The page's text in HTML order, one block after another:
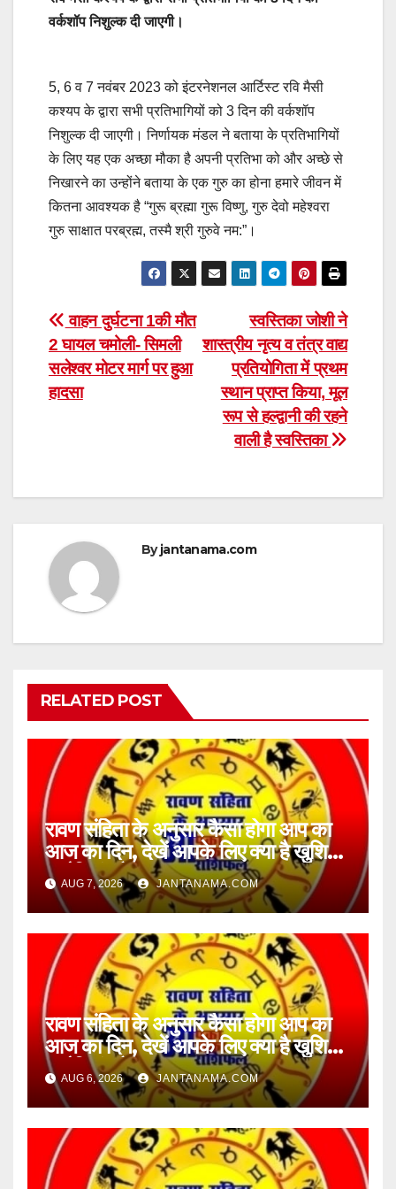
वर्कशॉप निशुल्क दी जाएगी।
5, 6 व 7 नवंबर 2023 को इंटरनेशनल आर्टिस्ट रवि मैसी
कश्यप के द्वारा सभी प्रतिभागियों को 3 दिन की वर्कशॉप
निशुल्क दी जाएगी। निर्णायक मंडल ने बताया के प्रतिभागियों
के लिए यह एक अच्छा मौका है अपनी प्रतिभा को और अच्छे से
निखारने का उन्होंने बताया के एक गुरु का होना हमारे जीवन में
कितना आवश्यक है “गुरू ब्रह्मा गुरू विष्णु, गुरु देवो महेश्वरा
गुरु साक्षात परब्रह्म, तस्मै श्री गुरुवे नम:”।
Post
navigation
स्वस्तिका जोशी ने
शास्त्रीय नृत्य व तंत्र वाद्य
प्रतियोगिता में प्रथम
स्थान प्राप्त किया, मूल
रूप से हल्द्वानी की रहने
वाली है स्वस्तिका
वाहन दुर्घटना 1की मौत
2 घायल चमोली- सिमली
सलेश्वर मोटर मार्ग पर हुआ
हादसा
Byjantanama.com
RELATED POST
रावण संहिता के अनुसार कैसा होगा आप का
आज का दिन, देखें आपके लिए क्या है खुशियां,
चुनौतियां और नए अवसर
AUG 7, 2026 JANTANAMA.COM
रावण संहिता के अनुसार कैसा होगा आप का
आज का दिन, देखें आपके लिए क्या है खुशियां,
चुनौतियां और नए अवसर
AUG 6, 2026 JANTANAMA.COM